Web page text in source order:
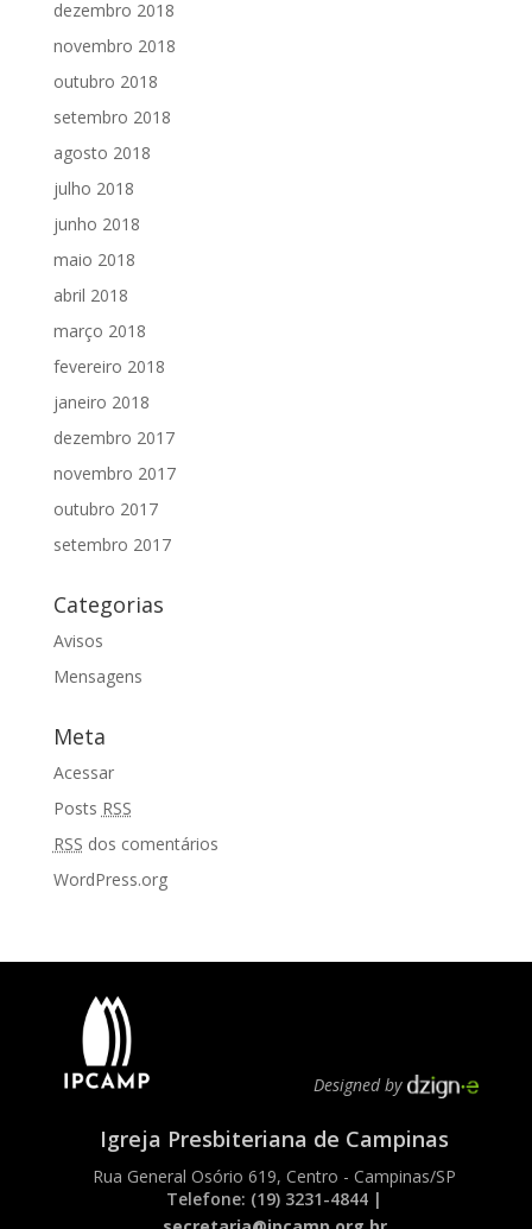
dezembro 2018
novembro 2018
outubro 2018
setembro 2018
agosto 2018
julho 2018
junho 2018
maio 2018
abril 2018
março 2018
fevereiro 2018
janeiro 2018
dezembro 2017
novembro 2017
outubro 2017
setembro 2017
Categorias
Avisos
Mensagens
Meta
Acessar
Posts RSS
RSS dos comentários
WordPress.org
Igreja Presbiteriana de Campinas
Rua General Osório 619, Centro - Campinas/SP
Telefone: (19) 3231-4844 |
Designed by